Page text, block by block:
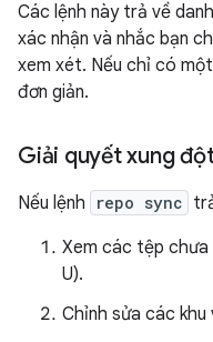
Các lệnh này trả về
xác nhận và nhắc bạn
xem xét. Nếu chỉ có
đơn giản.
Giải quyết xung
Nếu lệnh repo sync
Xem các tệp
U).
Chỉnh sửa các